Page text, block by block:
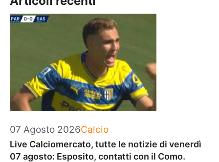
07 Agosto 2026Categorie
Calcio
Live Calciomercato, tutte le notizie di venerdì
07 agosto: Esposito, contatti con il Como.